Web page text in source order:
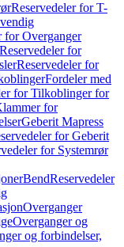
Reservedeler for T-
for Overganger
Reservedeler for
Reservedeler for
Fordeler med
for Tilkoblinger for
for
Geberit Mapress
for Geberit
for Systemrør
BendReservedeler
Overganger
Overganger og
og forbindelser,